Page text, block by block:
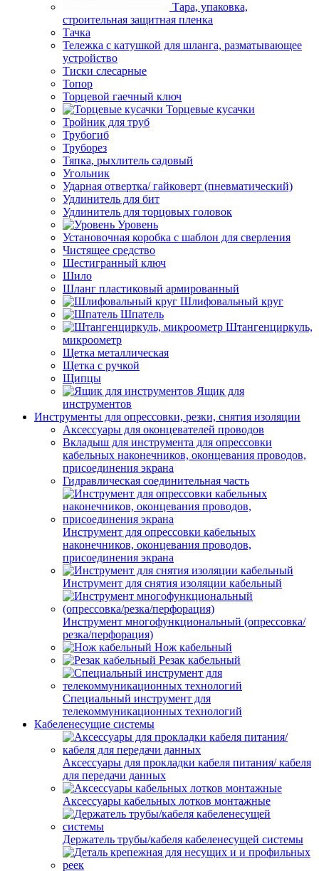
Тара, упаковка,
строительная защитная пленка
Тачка
Тележка с катушкой для шланга, разматывающее
устройство
Тиски слесарные
Топор
Торцевой гаечный ключ
Торцевые кусачки
Тройник для труб
Трубогиб
Труборез
Тяпка, рыхлитель садовый
Угольник
Ударная отвертка/ гайковерт (пневматический)
Удлинитель для бит
Удлинитель для торцовых головок
Уровень
Установочная коробка с шаблон для сверления
Чистящее средство
Шестигранный ключ
Шило
Шланг пластиковый армированный
Шлифовальный круг
Шпатель
Штангенциркуль,
микроометр
Щетка металлическая
Щетка с ручкой
Щипцы
Ящик для
инструментов
Инструменты для опрессовки, резки, снятия изоляции
Аксессуары для оконцевателей проводов
Вкладыш для инструмента для опрессовки
кабельных наконечников, оконцевания проводов,
присоединения экрана
Гидравлическая соединительная часть
Инструмент для опрессовки кабельных
наконечников, оконцевания проводов,
присоединения экрана
Инструмент для снятия изоляции кабельный
Инструмент многофункциональный (опрессовка/
резка/перфорация)
Нож кабельный
Резак кабельный
Специальный инструмент для
телекоммуникационных технологий
Кабеленесущие системы
Аксессуары для прокладки кабеля питания/ кабеля
для передачи данных
Аксессуары кабельных лотков монтажные
Держатель трубы/кабеля кабеленесущей системы